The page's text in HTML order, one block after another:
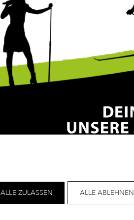
Impressum
Datenschutz
Helpdesk
ALLE ZULASSEN ALLE ABLEHNEN